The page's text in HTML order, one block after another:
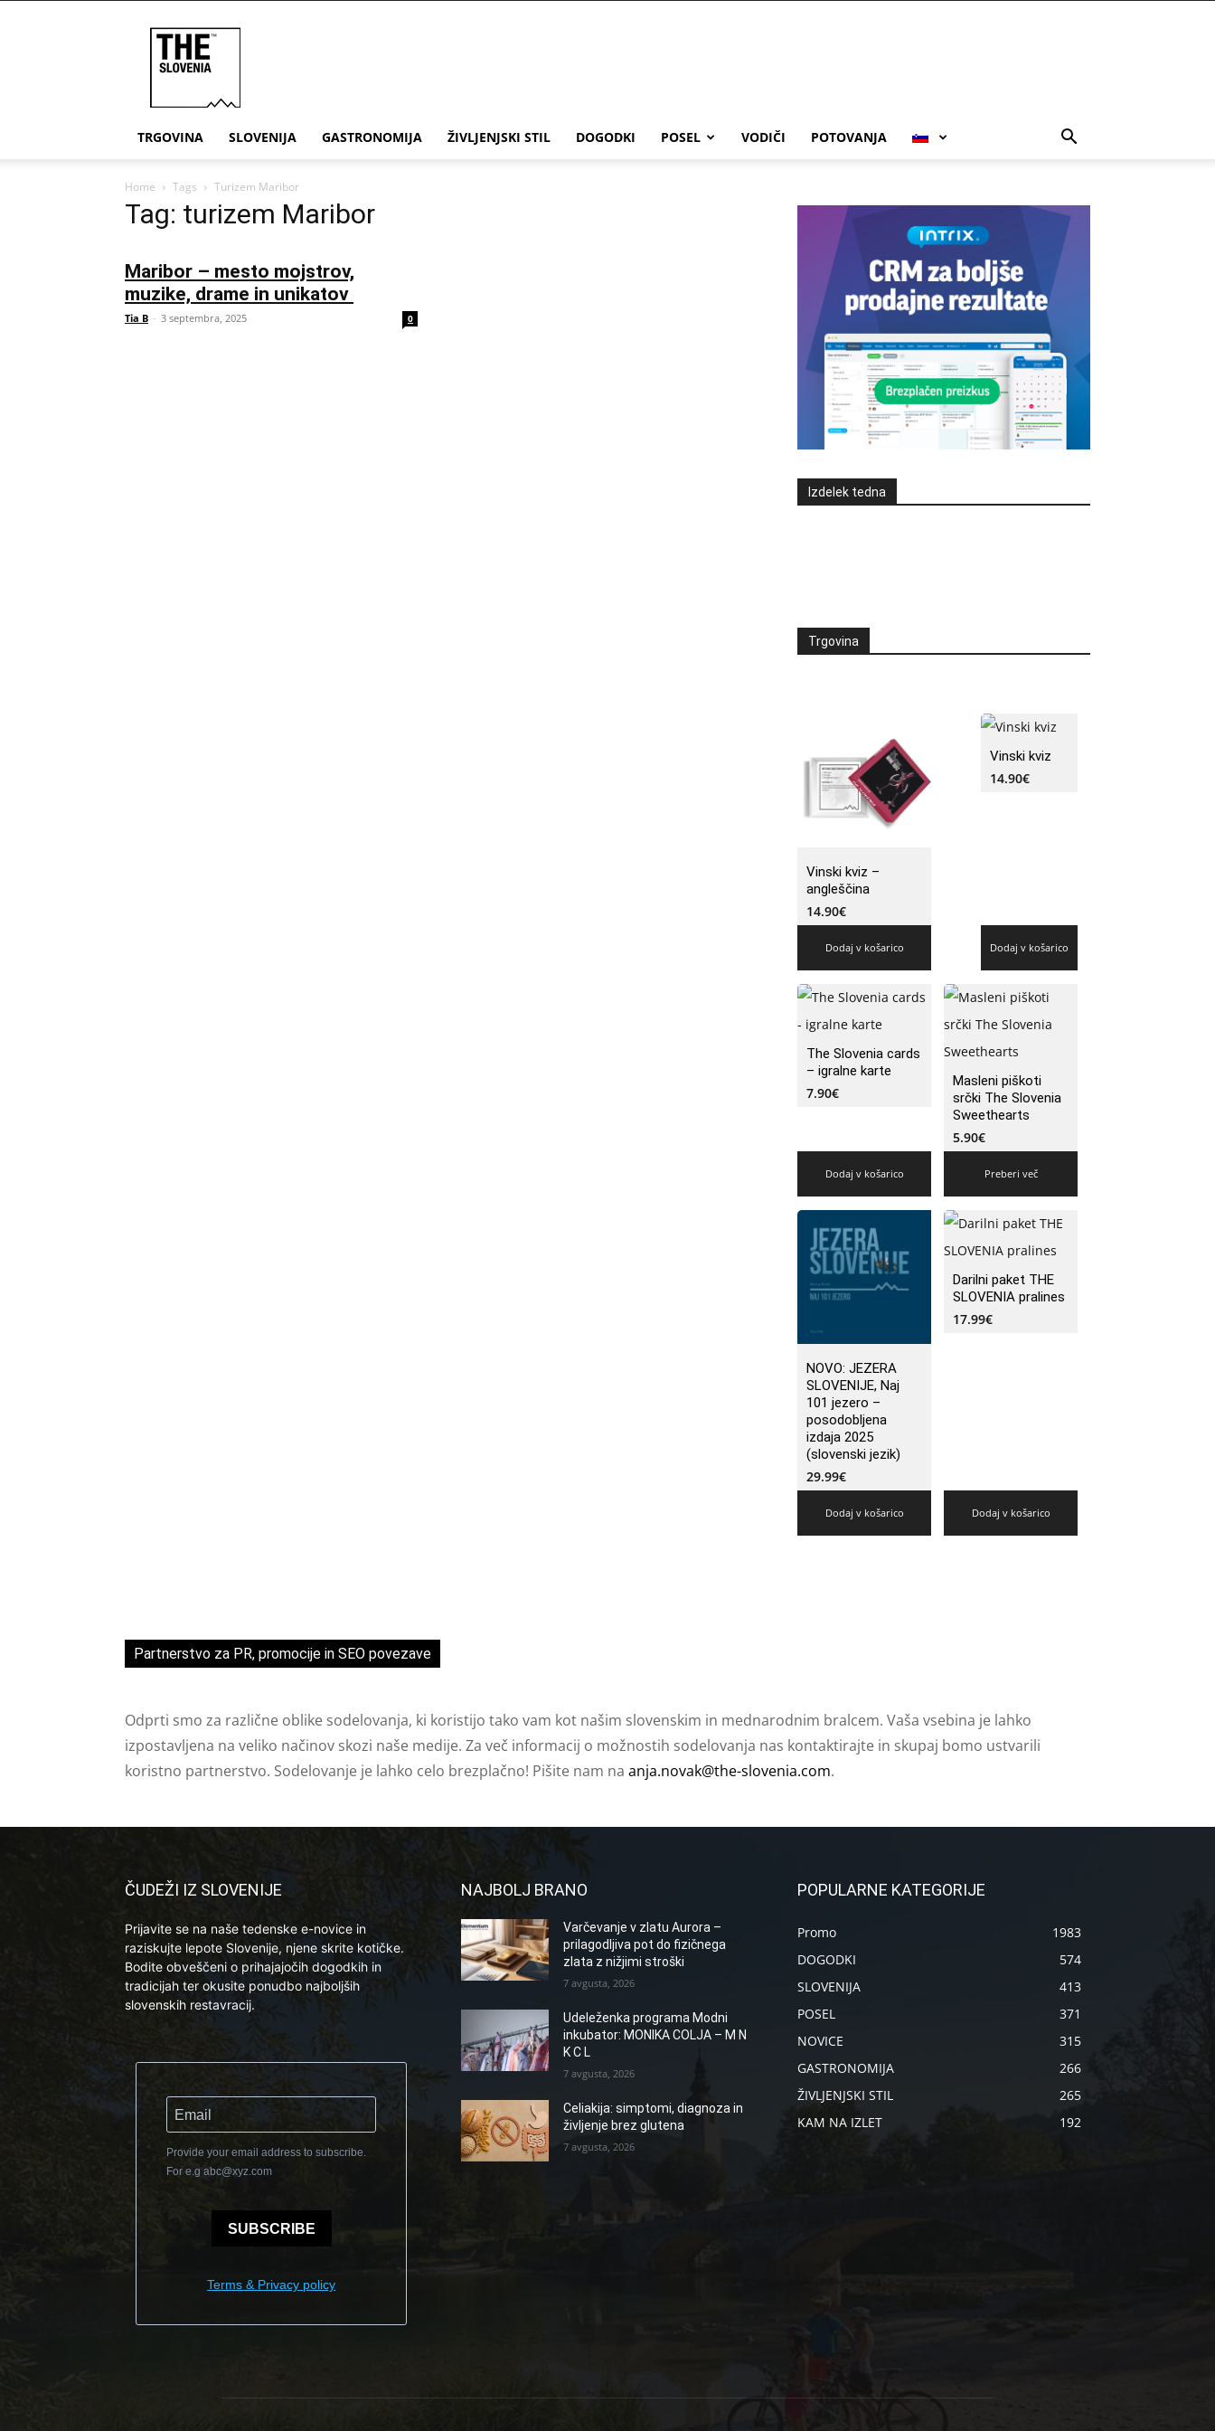
TRGOVINA SLOVENIJA GASTRONOMIJA ŽIVLJENJSKI STIL DOGODKI POSEL VODIČI POTOVANJA
Home Tags Turizem Maribor
Tag: turizem Maribor
Maribor – mesto mojstrov,
muzike, drame in unikatov
Tia B - 3 septembra, 2025 0
Izdelek tedna
Trgovina
Vinski kviz –
angleščina
14.90€
Dodaj v košarico
Vinski kviz
14.90€
Dodaj v košarico
The Slovenia cards
– igralne karte
7.90€
Dodaj v košarico
Masleni piškoti
srčki The Slovenia
Sweethearts
5.90€
Preberi več
NOVO: JEZERA
SLOVENIJE, Naj
101 jezero –
posodobljena
izdaja 2025
(slovenski jezik)
29.99€
Dodaj v košarico
Darilni paket THE
SLOVENIA pralines
17.99€
Dodaj v košarico
Partnerstvo za PR, promocije in SEO povezave
Odprti smo za različne oblike sodelovanja, ki koristijo tako vam kot našim slovenskim in mednarodnim bralcem. Vaša vsebina je lahko
izpostavljena na veliko načinov skozi naše medije. Za več informacij o možnostih sodelovanja nas kontaktirajte in skupaj bomo ustvarili
koristno partnerstvo. Sodelovanje je lahko celo brezplačno! Pišite nam na anja.novak@the-slovenia.com.
ČUDEŽI IZ SLOVENIJE
Prijavite se na naše tedenske e-novice in
raziskujte lepote Slovenije, njene skrite kotičke.
Bodite obveščeni o prihajajočih dogodkih in
tradicijah ter okusite ponudbo najboljših
slovenskih restavracij.
Provide your email address to subscribe.
For e.g abc@xyz.com
SUBSCRIBE
Terms & Privacy policy
NAJBOLJ BRANO
Varčevanje v zlatu Aurora –
prilagodljiva pot do fizičnega
zlata z nižjimi stroški
7 avgusta, 2026
Udeleženka programa Modni
inkubator: MONIKA COLJA – M N
K C L
7 avgusta, 2026
Celiakija: simptomi, diagnoza in
življenje brez glutena
7 avgusta, 2026
POPULARNE KATEGORIJE
Promo
1983
DOGODKI
574
SLOVENIJA
413
POSEL
371
NOVICE
315
GASTRONOMIJA
266
ŽIVLJENJSKI STIL
265
KAM NA IZLET
192